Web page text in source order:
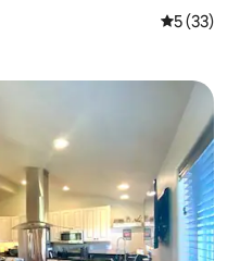
5 ರಲ್ಲಿ 5
5 (33)